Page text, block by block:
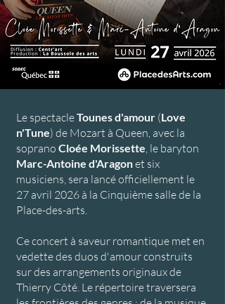
Le spectacleTounes d'amour (Love
n'Tune) de Mozart à Queen, avec la
soprano Cloée Morissette, le baryton
Marc-Antoine d'Aragonet six
musiciens, sera lancé officiellement le
27 avril 2026 à la Cinquième salle de la
Place-des-arts.
Ce concert à saveur romantique met en
vedette des duos d'amour construits
sur des arrangements originaux de
Thierry Côté. Le répertoire traversera